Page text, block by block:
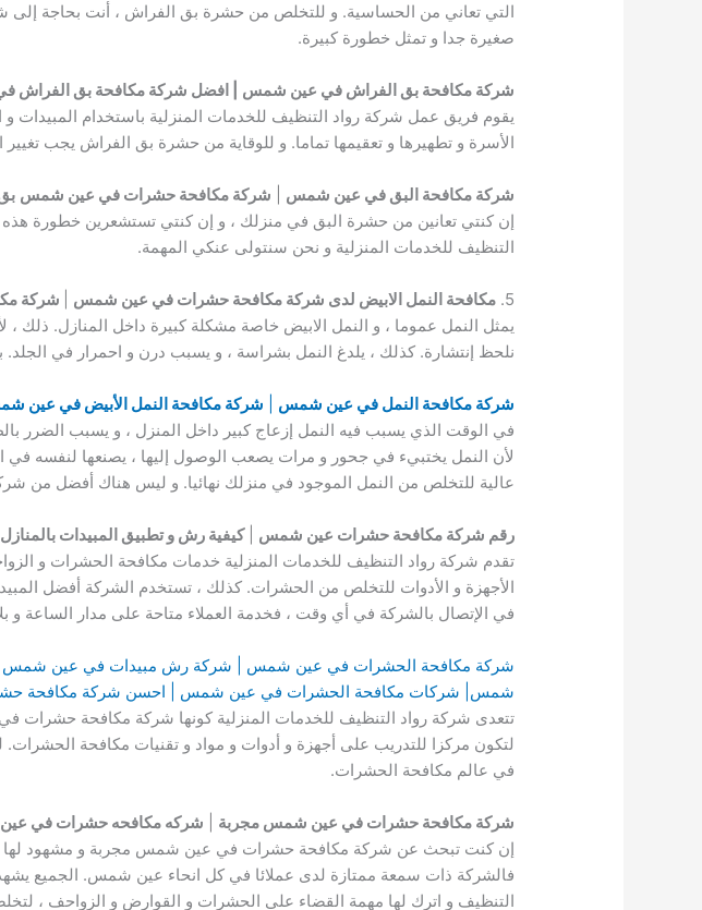
التي تعاني من الحساسية. و للتخلص من حشرة بق الفراش ، أنت بحاجة
صغيرة جدا و تمثل خطورة كبيرة.
شركة مكافحة بق الفراش في عين شمس | افضل شركة مكافحة بق
يقوم فريق عمل شركة رواد التنظيف للخدمات المنزلية باستخدام المبيدات
الأسرة و تطهيرها و تعقيمها تماما. و للوقاية من حشرة بق الفراش يجب
شركة مكافحة البق في عين شمس شركة مكافحة حشرات في عين شمس
إن كنتي تعانين من حشرة البق في منزلك ، و إن كنتي تستشعرين خطورة هذه
التنظيف للخدمات المنزلية و نحن سنتولى عنكي المهمة.
5. مكافحة النمل الابيض لدى شركة مكافحة حشرات في عين شمس
شركة
يمثل النمل عموما ، و النمل الابيض خاصة مشكلة كبيرة داخل المنازل. ذلك
نلحظ إنتشارة. كذلك ، يلدغ النمل بشراسة ، و يسبب درن و احمرار في الجلد.
شركة مكافحة النمل في عين شمس شركة مكافحة النمل الأبيض في عين
في الوقت الذي يسبب فيه النمل إزعاج كبير داخل المنزل ، و يسبب الضرر
لأن النمل يختبيء في جحور و مرات يصعب الوصول إليها ، يصنعها لنفسه
عالية للتخلص من النمل الموجود في منزلك نهائيا. و ليس هناك أفضل من
رقم شركة مكافحة حشرات عين شمس |كيفية رش و تطبيق المبيدات بالمنازل
تقدم شركة رواد التنظيف للخدمات المنزلية خدمات مكافحة الحشرات و
الأجهزة و الأدوات للتخلص من الحشرات. كذلك ، تستخدم الشركة أفضل
في الإتصال بالشركة في أي وقت ، فخدمة العملاء متاحة على مدار الساعة
شركة مكافحة الحشرات في عين شمس | شركة رش مبيدات في عين
شمس| شركات مكافحة الحشرات في عين شمس | احسن شركة مكافحة
تتعدى شركة رواد التنظيف للخدمات المنزلية كونها شركة مكافحة
لتكون مركزا للتدريب على أجهزة و أدوات و مواد و تقنيات مكافحة
في عالم مكافحة الحشرات.
شركة مكافحة حشرات في عين شمس مجربة شركه مكافحه حشرات في
إن كنت تبحث عن شركة مكافحة حشرات في عين شمس مجربة و مشهود لها
فالشركة ذات سمعة ممتازة لدى عملائا في كل انحاء عين شمس. الجميع
التنظيف و اترك لها مهمة القضاء على الحشرات و القوارض و الزواحف ،